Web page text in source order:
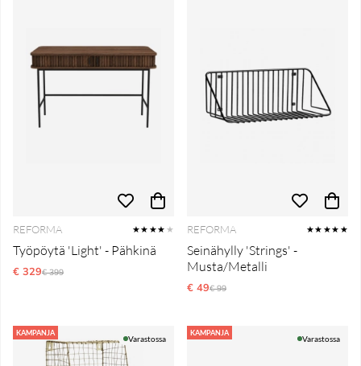
REFORMA ★★★★ ★
Työpöytä 'Light' - Pähkinä
€ 329Normaali hinta
€ 399
REFORMA ★★★★★
Seinähylly 'Strings' -
Musta/Metalli
€ 49Normaali hinta
€ 99
KAMPANJA
Varastossa
KAMPANJA
Varastossa